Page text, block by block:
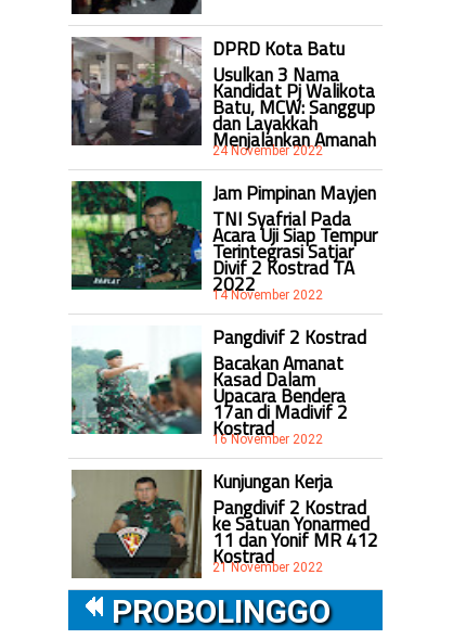
DPRD Kota Batu
Usulkan 3 Nama
Kandidat Pj Walikota
Batu, MCW: Sanggup
dan Layakkah
Menjalankan Amanah
24 November 2022
Jam Pimpinan Mayjen
TNI Syafrial Pada
Acara Uji Siap Tempur
Terintegrasi Satjar
Divif 2 Kostrad TA
2022
14 November 2022
Pangdivif 2 Kostrad
Bacakan Amanat
Kasad Dalam
Upacara Bendera
17an di Madivif 2
Kostrad
16 November 2022
Kunjungan Kerja
Pangdivif 2 Kostrad
ke Satuan Yonarmed
11 dan Yonif MR 412
Kostrad
21 November 2022
PROBOLINGGO